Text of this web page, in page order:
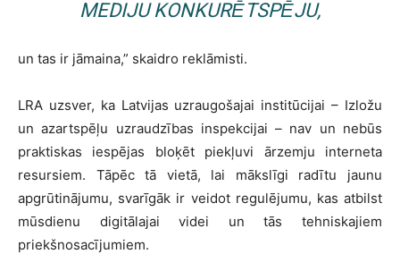
MEDIJU KONKURĒTSPĒJU,
un tas ir jāmaina,” skaidro reklāmisti.
LRA uzsver, ka Latvijas uzraugošajai institūcijai – Izložu
un azartspēļu uzraudzības inspekcijai – nav un nebūs
praktiskas iespējas bloķēt piekļuvi ārzemju interneta
resursiem. Tāpēc tā vietā, lai mākslīgi radītu jaunu
apgrūtinājumu, svarīgāk ir veidot regulējumu, kas atbilst
mūsdienu digitālajai videi un tās tehniskajiem
priekšnosacījumiem.